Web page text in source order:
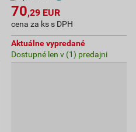
70,29 EUR
cena za ks s DPH
Aktuálne vypredané
Dostupné len v (1) predajni